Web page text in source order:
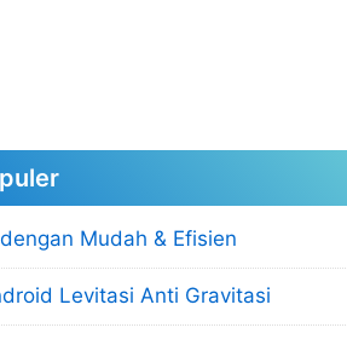
Mudah & Efisien
Levitasi Anti Gravitasi